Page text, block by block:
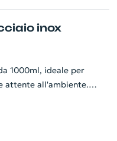
inox
1000ml, ideale per
attente all'ambiente.
da un sistema